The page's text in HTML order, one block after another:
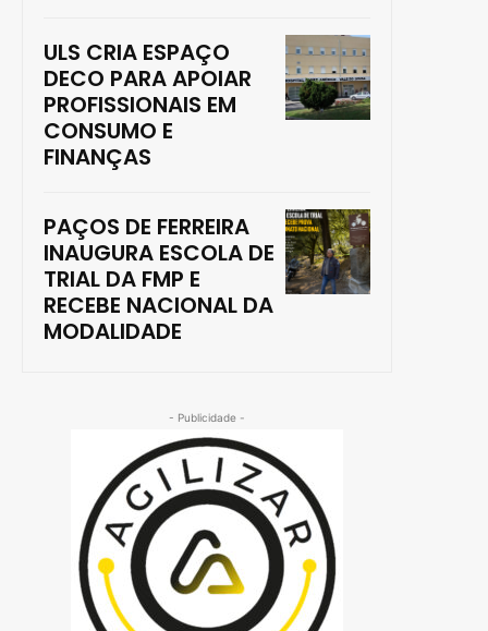
ULS CRIA ESPAÇO
DECO PARA APOIAR
PROFISSIONAIS EM
CONSUMO E
FINANÇAS
PAÇOS DE FERREIRA
INAUGURA ESCOLA DE
TRIAL DA FMP E
RECEBE NACIONAL DA
MODALIDADE
- Publicidade -